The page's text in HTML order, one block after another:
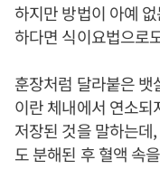
하지만 방법이 아예
하다면 식이요법으로
훈장처럼 달라붙은
이란 체내에서 연소
저장된 것을 말하는
도 분해된 후 혈액 속